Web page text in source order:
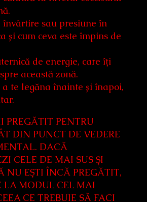
învârtire sau presiune în
și cum ceva este împins de
de energie, care îți
această zonă.
te legăna înainte și înapoi,
PREGĂTIT PENTRU
DIN PUNCT DE VEDERE
DACĂ
CELE DE MAI SUS ȘI
NU EȘTI ÎNCĂ PREGĂTIT,
LA MODUL CEL MAI
CE TREBUIE SĂ FACI